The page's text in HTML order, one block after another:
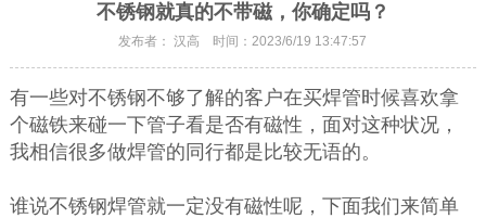
不锈钢就真的不带磁，你确定吗？
发布者： 汉高 时间：2023/6/19 13:47:57
有一些对不锈钢不够了解的客户在买焊管时候喜欢拿
个磁铁来碰一下管子看是否有磁性，面对这种状况，
我相信很多做焊管的同行都是比较无语的。
谁说不锈钢焊管就一定没有磁性呢，下面我们来简单